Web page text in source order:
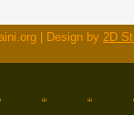
| Design by 2D